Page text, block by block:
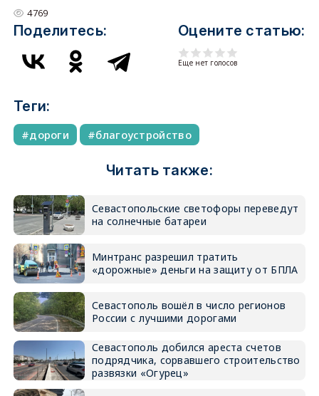
4769
Поделитесь: Оцените статью:
Еще нет голосов
Теги:
дороги благоустройство
Читать также:
Севастопольские светофоры переведут
на солнечные батареи
Минтранс разрешил тратить
«дорожные» деньги на защиту от БПЛА
Севастополь вошёл в число регионов
России с лучшими дорогами
Севастополь добился ареста счетов
подрядчика, сорвавшего строительство
развязки «Огурец»